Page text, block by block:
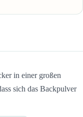
in einer großen
sich das Backpulver